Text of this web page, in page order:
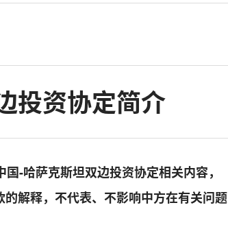
投资协定简介
国-哈萨克斯坦双边投资协定相关内容，
解释，不代表、不影响中方在有关问题